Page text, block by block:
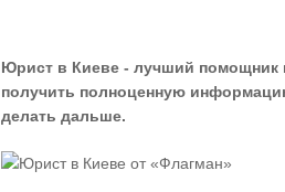
Юрист в Киеве - лучший помощник
получить полноценную
делать дальше.